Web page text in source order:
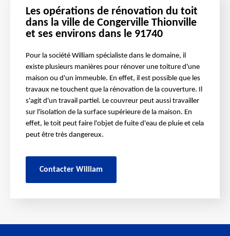
Les opérations de rénovation du toit
dans la ville de Congerville Thionville
et ses environs dans le 91740
Pour la société William spécialiste dans le domaine, il
existe plusieurs manières pour rénover une toiture d'une
maison ou d'un immeuble. En effet, il est possible que les
travaux ne touchent que la rénovation de la couverture. Il
s'agit d'un travail partiel. Le couvreur peut aussi travailler
sur l'isolation de la surface supérieure de la maison. En
effet, le toit peut faire l'objet de fuite d'eau de pluie et cela
peut être très dangereux.
Contacter William